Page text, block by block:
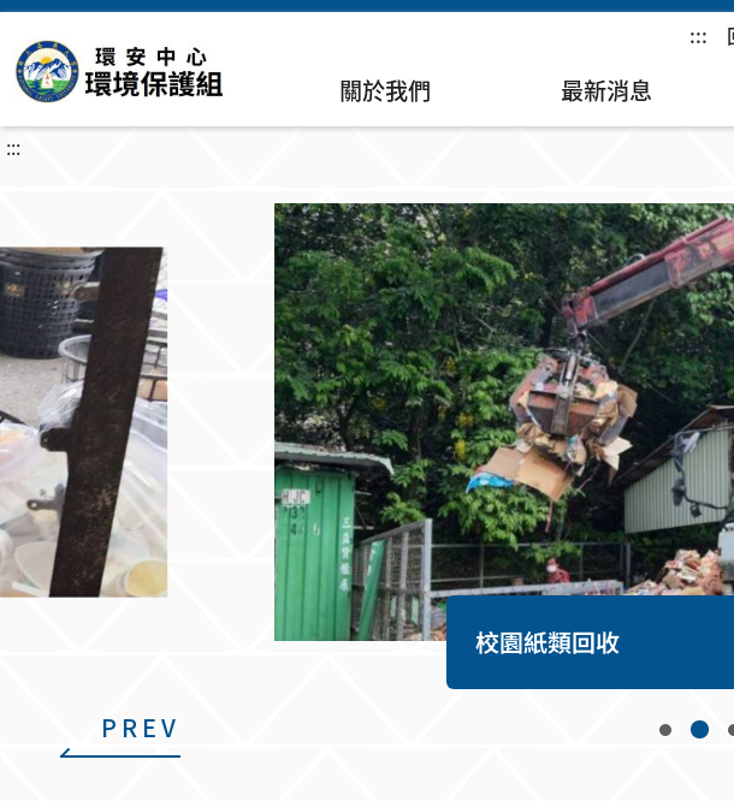
:::
關於我們 最新消息
:::
PREV
校園紙類回收